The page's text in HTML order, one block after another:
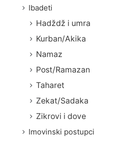
Ibadeti
Hadždž i umra
Kurban/Akika
Namaz
Post/Ramazan
Taharet
Zekat/Sadaka
Zikrovi i dove
Imovinski postupci